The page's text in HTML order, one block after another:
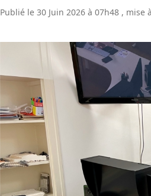
Publié le 30 Juin 2026 à 07h48 , mise